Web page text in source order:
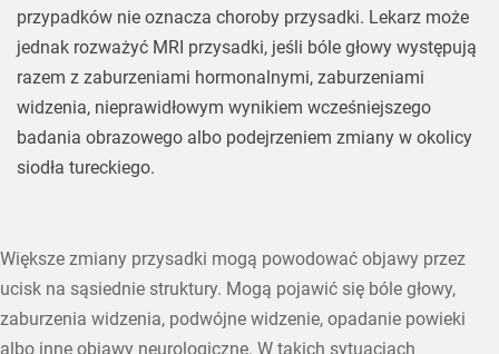
przypadków nie oznacza choroby przysadki. Lekarz może
jednak rozważyć MRI przysadki, jeśli bóle głowy występują
razem z zaburzeniami hormonalnymi, zaburzeniami
widzenia, nieprawidłowym wynikiem wcześniejszego
badania obrazowego albo podejrzeniem zmiany w okolicy
siodła tureckiego.
Większe zmiany przysadki mogą powodować objawy przez
ucisk na sąsiednie struktury. Mogą pojawić się bóle głowy,
zaburzenia widzenia, podwójne widzenie, opadanie powieki
albo inne objawy neurologiczne. W takich sytuacjach